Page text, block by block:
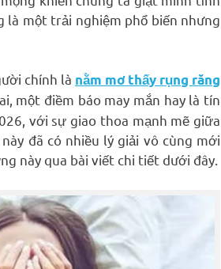
là một trải nghiệm phổ biến nhưng
chính là nằm mơ thấy rụng răng
một điềm báo may mắn hay là tín
với sự giao thoa mạnh mẽ giữa
đã có nhiều lý giải vô cùng mới
này qua bài viết chi tiết dưới đây.